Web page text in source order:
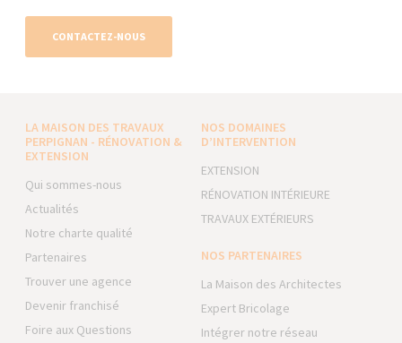
CONTACTEZ-NOUS
LA MAISON DES TRAVAUX
PERPIGNAN - RÉNOVATION &
EXTENSION
Qui sommes-nous
Actualités
Notre charte qualité
Partenaires
Trouver une agence
Devenir franchisé
Foire aux Questions
NOS DOMAINES
D’INTERVENTION
EXTENSION
RÉNOVATION INTÉRIEURE
TRAVAUX EXTÉRIEURS
NOS PARTENAIRES
La Maison des Architectes
Expert Bricolage
Intégrer notre réseau